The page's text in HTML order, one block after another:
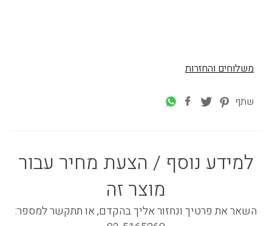
משלוחים והחזרות
שתף
למידע נוסף / הצעת מחיר עבור
מוצר זה
השאר את פרטיך ונחזור אליך בהקדם, או תתקשר למספר: